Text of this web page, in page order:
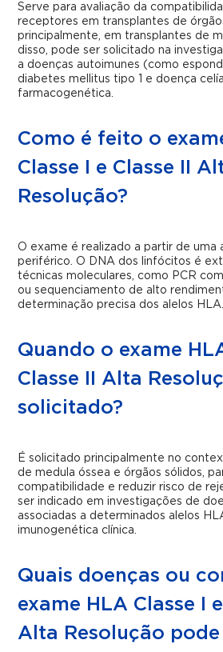
Serve para avaliação da
receptores em transplantes de
principalmente, em transplantes de
disso, pode ser solicitado na
a doenças autoimunes (como
diabetes mellitus tipo 1 e doença
farmacogenética.
Como é feito o
Classe I e Classe II
Resolução?
O exame é realizado a partir de uma
periférico. O DNA dos linfócitos é
técnicas moleculares, como PCR
ou sequenciamento de alto
determinação precisa dos alelos HLA.
Quando o exame
Classe II Alta
solicitado?
É solicitado principalmente no
de medula óssea e órgãos sólidos,
compatibilidade e reduzir risco de
ser indicado em investigações de
associadas a determinados alelos
imunogenética clínica.
Quais doenças ou
exame HLA Classe I e
Alta Resolução pode